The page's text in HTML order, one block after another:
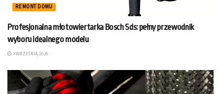
REMONT DOMU
Profesjonalna młotowiertarka Bosch Sds: pełny przewodnik
wyboru idealnego modelu
7 WRZEŚNIA, 2025